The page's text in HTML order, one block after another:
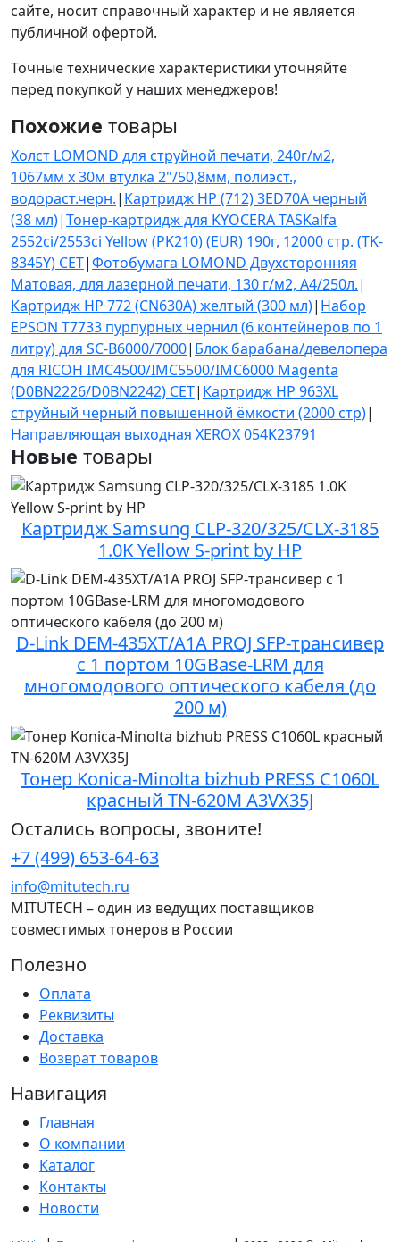
сайте, носит справочный характер и не является
публичной офертой.
Точные технические характеристики уточняйте
перед покупкой у наших менеджеров!
Похожие товары
Холст LOMOND для струйной печати, 240г/м2,
1067мм x 30м втулка 2"/50,8мм, полиэст.,
водораст.черн.| Картридж HP (712) 3ED70A черный
(38 мл)|Тонер-картридж для KYOCERA TASKalfa
2552ci/2553ci Yellow (PK210) (EUR) 190г, 12000 стр. (TK-
8345Y) CET|Фотобумага LOMOND Двухсторонняя
Матовая, для лазерной печати, 130 г/м2, A4/250л.|
Картридж HP 772 (CN630A) желтый (300 мл)| Набор
EPSON T7733 пурпурных чернил (6 контейнеров по 1
литру) для SC-B6000/7000| Блок барабана/девелопера
для RICOH IMC4500/IMC5500/IMC6000 Magenta
(D0BN2226/D0BN2242) CET| Картридж HP 963XL
струйный черный повышенной ёмкости (2000 стр)|
Направляющая выходная XEROX 054K23791
Новые товары
Картридж Samsung CLP-320/325/CLX-3185
1.0K Yellow S-print by HP
D-Link DEM-435XT/A1A PROJ SFP-трансивер
с 1 портом 10GBase-LRM для
многомодового оптического кабеля (до
200 м)
Тонер Konica-Minolta bizhub PRESS C1060L
красный TN-620M A3VX35J
Остались вопросы, звоните!
+7 (499) 653-64-63
info@mitutech.ru
MITUTECH – один из ведущих поставщиков
совместимых тонеров в России
Полезно
Оплата
Реквизиты
Доставка
Возврат товаров
Навигация
Главная
О компании
Каталог
Контакты
Новости